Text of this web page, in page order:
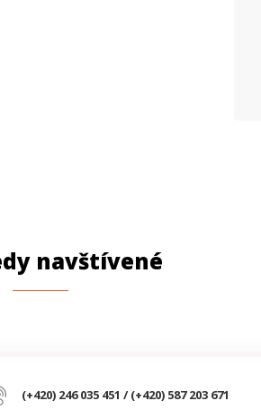
navštívené
(+420) 246 035 451 / (+420) 587 203 671